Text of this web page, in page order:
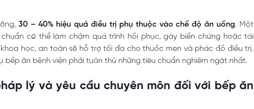
30 – 40% hiệu quả điều trị phụ thuộc vào chế độ ăn uống. Một
có thể làm chậm quá trình hồi phục, gây biến chứng hoặc tái
học, an toàn sẽ hỗ trợ tối đa cho thuốc men và phác đồ điều trị.
bếp ăn bệnh viện phải tuân thủ những tiêu chuẩn nghiêm ngặt nhất.
lý và yêu cầu chuyên môn đối với bếp ăn